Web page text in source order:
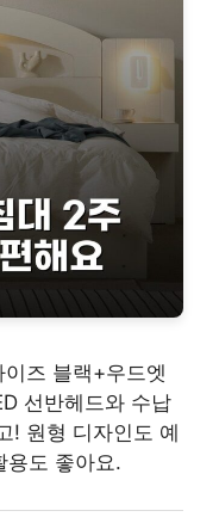
즈 블랙+우드엣
선반헤드와 수납
! 원형 디자인도 예
용도 좋아요.